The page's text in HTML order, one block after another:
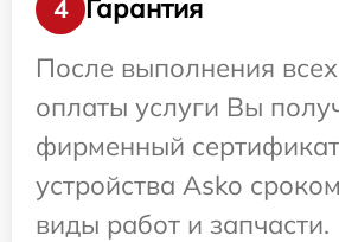
4
Гарантия
После выполнения
оплаты услуги Вы
фирменный
устройства Asko
виды работ и запчасти.